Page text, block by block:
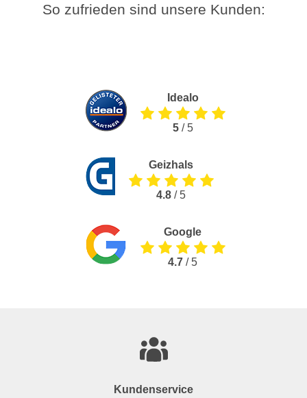
So zufrieden sind unsere Kunden:
Idealo
5/ 5
Geizhals
4.8 / 5
Google
4.7 / 5
Kundenservice